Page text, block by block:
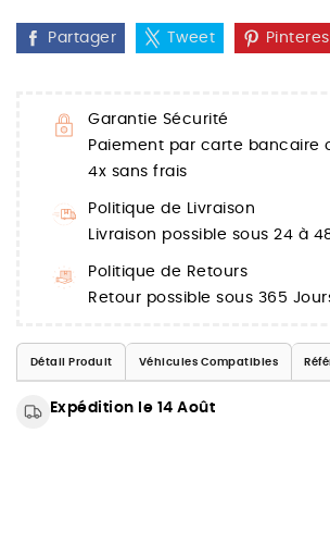
Partager Tweet
Garantie Sécurité
Paiement par carte bancaire
4x sans frais
Politique de Livraison
Livraison possible sous 24 à
Politique de Retours
Retour possible sous 365
Détail Produit Véhicules Compatibles
Expédition le 14 Août